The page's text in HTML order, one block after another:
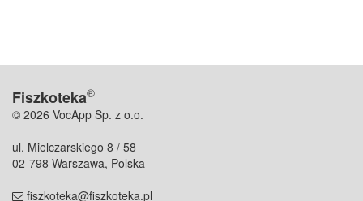
Fiszkoteka®
© 2026 VocApp Sp. z o.o.
ul. Mielczarskiego 8 / 58
02-798 Warszawa, Polska
fiszkoteka@fiszkoteka.pl